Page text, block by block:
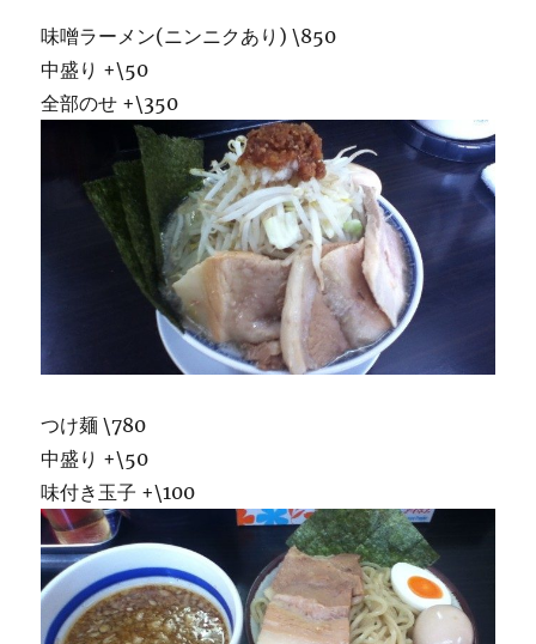
味噌ラーメン(ニンニクあり) \850
中盛り +\50
全部のせ +\350
つけ麺 \780
中盛り +\50
味付き玉子 +\100